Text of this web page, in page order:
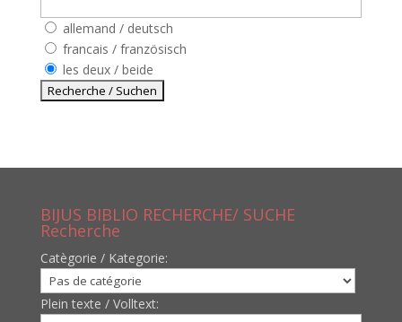
allemand / deutsch
francais / französisch
les deux / beide
BIJUS BIBLIO RECHERCHE/ SUCHE
Recherche
Catègorie / Kategorie:
Plein texte / Volltext: